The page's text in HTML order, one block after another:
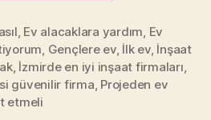
danışmak
lazım?”
Ev alacaklara yardım Ev
Gençlere ev, İlk ev, İnşaat
, İzmirde en iyi inşaat firmaları
güvenilir firma Projeden ev
etmeli